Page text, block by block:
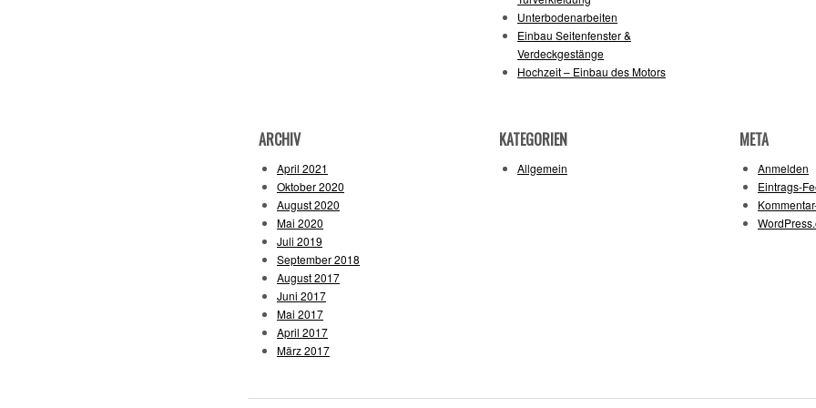
Unterbodenarbeiten
Einbau Seitenfenster &
Verdeckgestänge
Hochzeit – Einbau des Motors
ARCHIV
April 2021
Oktober 2020
August 2020
Mai 2020
Juli 2019
September 2018
August 2017
Juni 2017
Mai 2017
April 2017
März 2017
KATEGORIEN
Allgemein
META
Anmelden
Eintrags-